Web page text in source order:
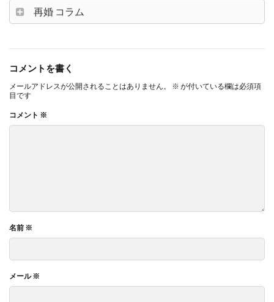
再婚 コラム
コメントを書く
メールアドレスが公開されることはありません。 ※ が付いている欄は必須項
目です
コメント ※
名前 ※
メール※